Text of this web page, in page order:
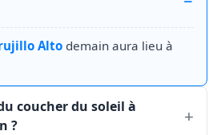
Alto demain aura lieu à
coucher du soleil à
?